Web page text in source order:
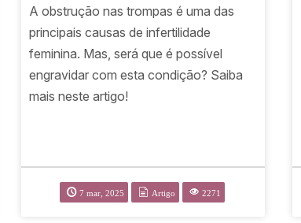
A obstrução nas trompas é uma das
principais causas de infertilidade
feminina. Mas, será que é possível
engravidar com esta condição? Saiba
mais neste artigo!
7 mar, 2025 Artigo 2271